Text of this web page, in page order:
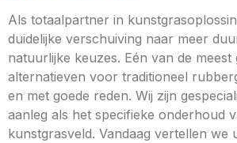
Als totaalpartner in
duidelijke verschuiving naar meer
natuurlijke keuzes. Eén van de meest
alternatieven voor traditioneel
en met goede reden. Wij zijn
aanleg als het specifieke onderhoud
kunstgrasveld. Vandaag vertellen we